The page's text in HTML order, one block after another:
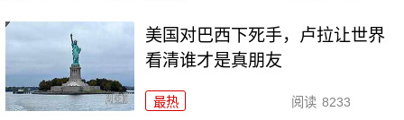
美国对巴西下死手，卢拉让世界
看清谁才是真朋友
最热 阅读 8233